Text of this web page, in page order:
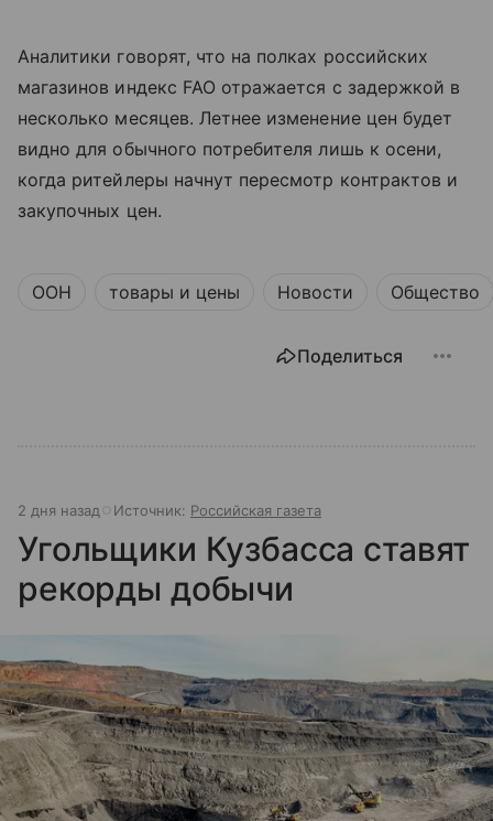
Аналитики говорят, что на полках российских
магазинов индекс FAO отражается с задержкой в
несколько месяцев. Летнее изменение цен будет
видно для обычного потребителя лишь к осени,
когда ритейлеры начнут пересмотр контрактов и
закупочных цен.
ООН товары и цены Новости Общество
Поделиться
2 дня назад Источник: Российская газета
Угольщики Кузбасса ставят
рекорды добычи